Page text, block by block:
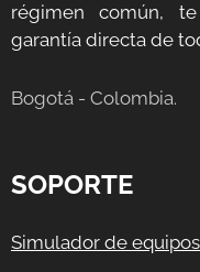
régimen común,
garantía directa de
Bogotá - Colombia.
SOPORTE
Simulador de equipos